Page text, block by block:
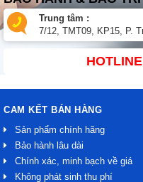
Trung tâm :
7/12, TMT09, KP15, P.
CAM KẾT BÁN HÀNG
Sản phẩm chính hãng
Bảo hành lâu dài
Chính xác, minh bạch về giá
Không phát sinh thu phí